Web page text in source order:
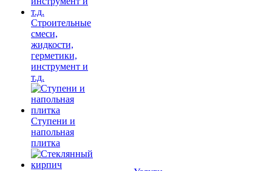
Строительные
смеси,
жидкости,
герметики,
инструмент и
т.д.
Ступени и
напольная
плитка